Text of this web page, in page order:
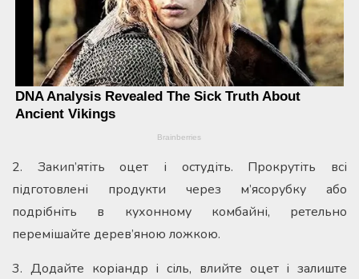
2. Закип’ятіть оцет і остудіть. Прокрутіть всі
підготовлені продукти через м’ясорубку або
подрібніть в кухонному комбайні, ретельно
перемішайте дерев’яною ложкою.
3. Додайте коріандр і сіль, влийте оцет і залиште